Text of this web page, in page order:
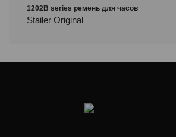
1202B series ремень для часов
Stailer Original